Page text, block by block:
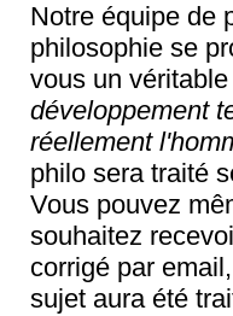
Notre équipe de
philosophie se
vous un
développement
réellement
philo sera traité
Vous pouvez
souhaitez
corrigé par
sujet aura été